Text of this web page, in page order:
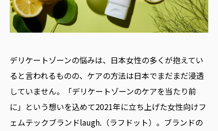
デリケートゾーンの悩みは、日本女性の多くが抱えてい
ると言われるものの、ケアの方法は日本でまだまだ浸透
していません。「デリケートゾーンのケアを当たり前
に」という想いを込めて2021年に立ち上げた女性向けフ
ェムテックブランドlaugh.（ラフドット）。ブランドの